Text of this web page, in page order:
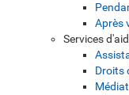
Après
Services
Droits